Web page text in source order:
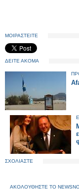
ΜΟΙΡΑΣΤΕΙΤΕ
ΔΕΙΤΕ ΑΚΟΜΑ
ΣΧΟΛΙΑΣΤΕ
ΑΚΟΛΟΥΘΗΣΤΕ ΤΟ